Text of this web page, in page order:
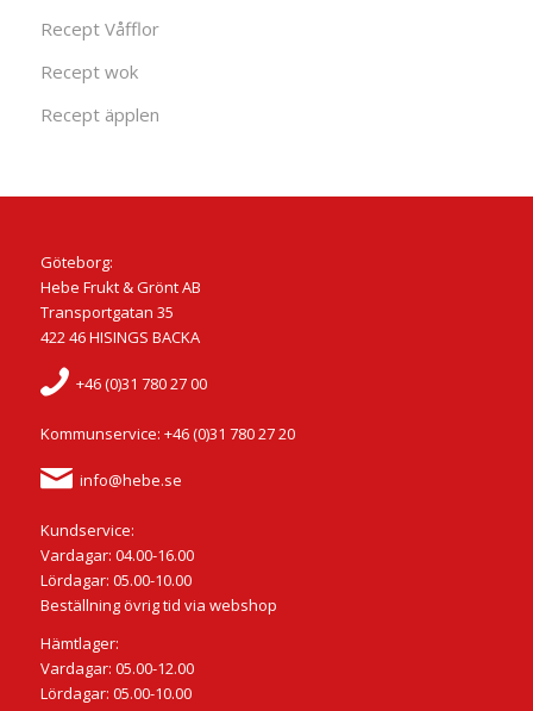
Recept Våfflor
Recept wok
Recept äpplen
Göteborg:
Hebe Frukt & Grönt AB
Transportgatan 35
422 46 HISINGS BACKA
+46 (0)31 780 27 00
Kommunservice: +46 (0)31 780 27 20
info@hebe.se
Kundservice:
Vardagar: 04.00-16.00
Lördagar: 05.00-10.00
Beställning övrig tid via webshop
Hämtlager:
Vardagar: 05.00-12.00
Lördagar: 05.00-10.00